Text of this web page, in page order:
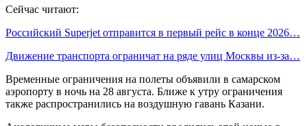
Сейчас читают:
Российский Superjet отправится в первый рейс в конце 2026…
Движение транспорта ограничат на ряде улиц Москвы из-за…
Временные ограничения на полеты объявили в самарском
аэропорту в ночь на 28 августа. Ближе к утру ограничения
также распространились на воздушную гавань Казани.